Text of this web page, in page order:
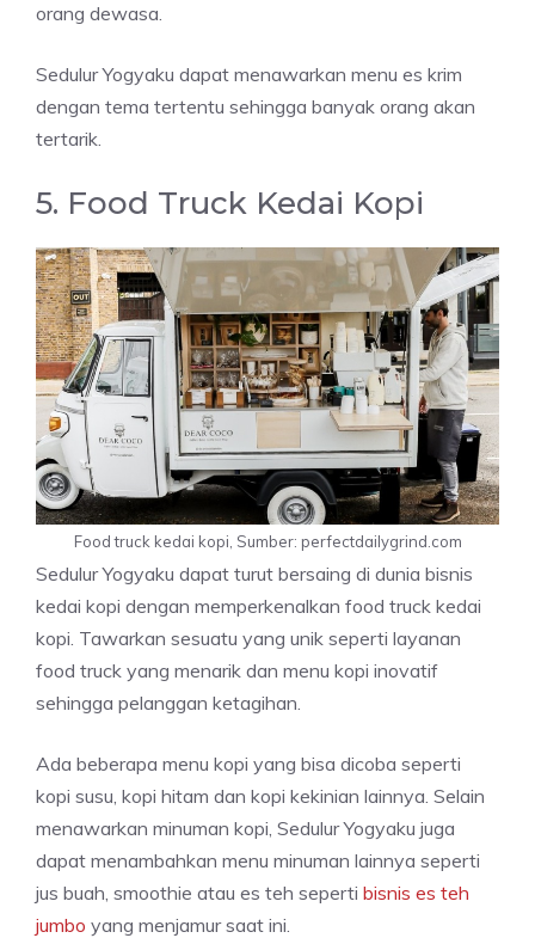
orang dewasa.
Sedulur Yogyaku dapat menawarkan menu es krim
dengan tema tertentu sehingga banyak orang akan
tertarik.
5. Food Truck Kedai Kopi
Food truck kedai kopi, Sumber: perfectdailygrind.com
Sedulur Yogyaku dapat turut bersaing di dunia bisnis
kedai kopi dengan memperkenalkan food truck kedai
kopi. Tawarkan sesuatu yang unik seperti layanan
food truck yang menarik dan menu kopi inovatif
sehingga pelanggan ketagihan.
Ada beberapa menu kopi yang bisa dicoba seperti
kopi susu, kopi hitam dan kopi kekinian lainnya. Selain
menawarkan minuman kopi, Sedulur Yogyaku juga
dapat menambahkan menu minuman lainnya seperti
jus buah, smoothie atau es teh seperti bisnis es teh
jumbo yang menjamur saat ini.